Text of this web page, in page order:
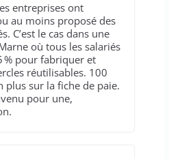
entreprises ont
au moins proposé des
C’est le cas dans une
où tous les salariés
% pour fabriquer et
réutilisables. 100
plus sur la fiche de paie.
pour une,